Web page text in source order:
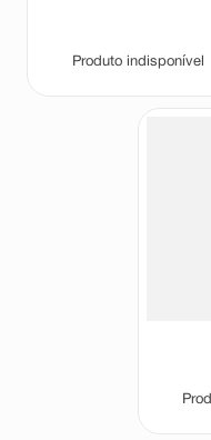
Produto indisponível
Xanev